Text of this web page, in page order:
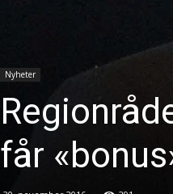
Nyheter
får